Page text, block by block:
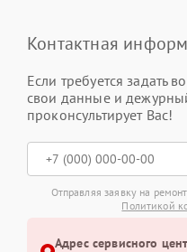
Контактная
Если требуется задать
свои данные и
проконсультирует Вас!
Отправляя заявку на
Политикой
Адрес сервисного